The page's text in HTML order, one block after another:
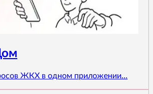
ЖКХ в одном приложении...